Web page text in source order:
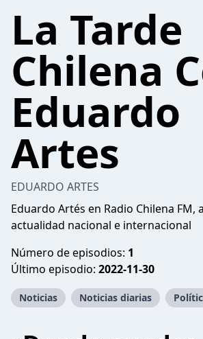
La Tarde
Chilena
Eduardo
Artes
EDUARDO ARTES
Eduardo Artés en Radio Chilena FM,
actualidad nacional e internacional
Número de episodios: 1
Último episodio: 2022-11-30
Noticias Noticias diarias